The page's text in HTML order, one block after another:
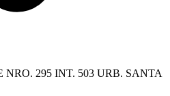
295 INT. 503 URB. SANTA